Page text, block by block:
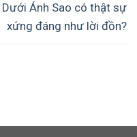
Dưới Ánh Sao có thật sự
xứng đáng như lời đồn?